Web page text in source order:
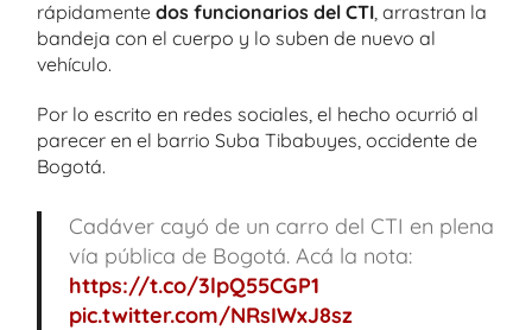
rápidamente dos funcionarios del CTI , arrastran la
bandeja con el cuerpo y lo suben de nuevo al
vehículo.
Por lo escrito en redes sociales, el hecho ocurrió al
parecer en el barrio Suba Tibabuyes, occidente de
Bogotá.
Cadáver cayó de un carro del CTI en plena
vía pública de Bogotá. Acá la nota:
https://t.co/3lpQ55CGP1
pic.twitter.com/NRsIWxJ8sz